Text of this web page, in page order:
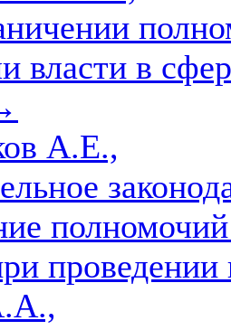
власти в
А.Е.,